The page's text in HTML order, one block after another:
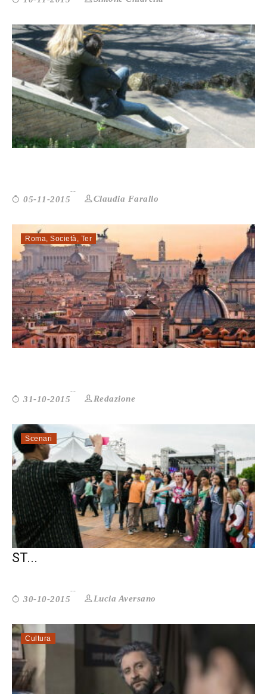
UN PO’ SOLI E UN PO’ CON ...
05-11-2015 Claudia Farallo
Roma Società Ter
“INDIETRO NON SI TORNA”. ...
31-10-2015 Redazione
Scenari
IL 9% DEL NOSTRO PIL HA UNA FACCIA
ST...
30-10-2015 Lucia Aversano
Cultura